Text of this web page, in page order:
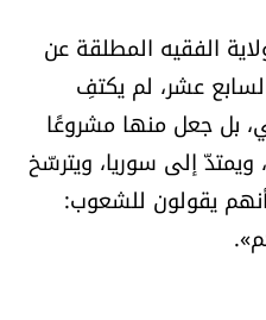
الفقيه المطلقة عن
عشر، لم يكتفِ
بل جعل منها مشروعًا
ويمتدّ إلى سوريا، ويترسّخ
يقولون للشعوب: